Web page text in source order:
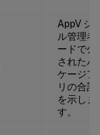
AppV シ
ル管理者
ードで公
されたパ
ケージア
リの合計
を示しま
す。